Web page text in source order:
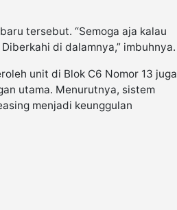
tersebut. “Semoga aja kalau
di dalamnya,” imbuhnya.
unit di Blok C6 Nomor 13 juga
utama. Menurutnya, sistem
menjadi keunggulan